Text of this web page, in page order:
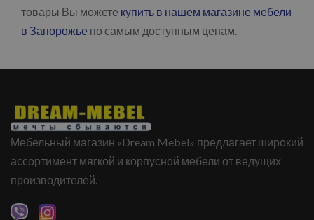
товары Вы можете купить в нашем магазине мебели
в Запорожье по самым доступным ценам.
Мебельный магазин «Dream Mebel» предлагает широкий
ассортимент мягкой и корпусной мебели от ведущих
производителей.